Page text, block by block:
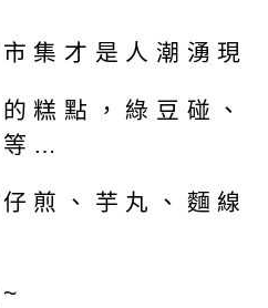
集才是人潮湧現
糕點，綠豆碰、
等…
煎、芋丸、麵線